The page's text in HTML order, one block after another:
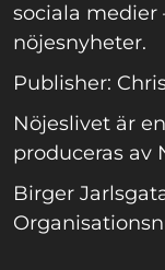
sociala medier
nöjesnyheter.
Publisher:
Nöjeslivet är
produceras av
Birger